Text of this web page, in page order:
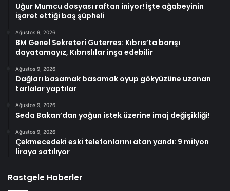
Uğur Mumcu dosyası raftan iniyor! İşte ağabeyinin
işaret ettiği baş şüpheli
Ağustos 9, 2026
BM Genel Sekreteri Guterres: Kıbrıs’ta barışı
dayatamayız, Kıbrıslılar inşa edebilir
Ağustos 9, 2026
Dağları basamak basamak oyup gökyüzüne uzanan
tarlalar yaptılar
Ağustos 9, 2026
Seda Bakan’dan yoğun istek üzerine imaj değişikliği!
Ağustos 9, 2026
Çekmecedeki eski telefonlarını atan yandı: 9 milyon
liraya satılıyor
Rastgele Haberler